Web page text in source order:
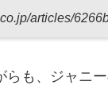
articles/
も、ジャニ